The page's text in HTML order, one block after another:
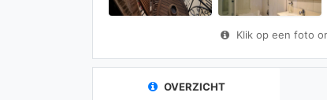
Klik op een foto
OVERZICHT